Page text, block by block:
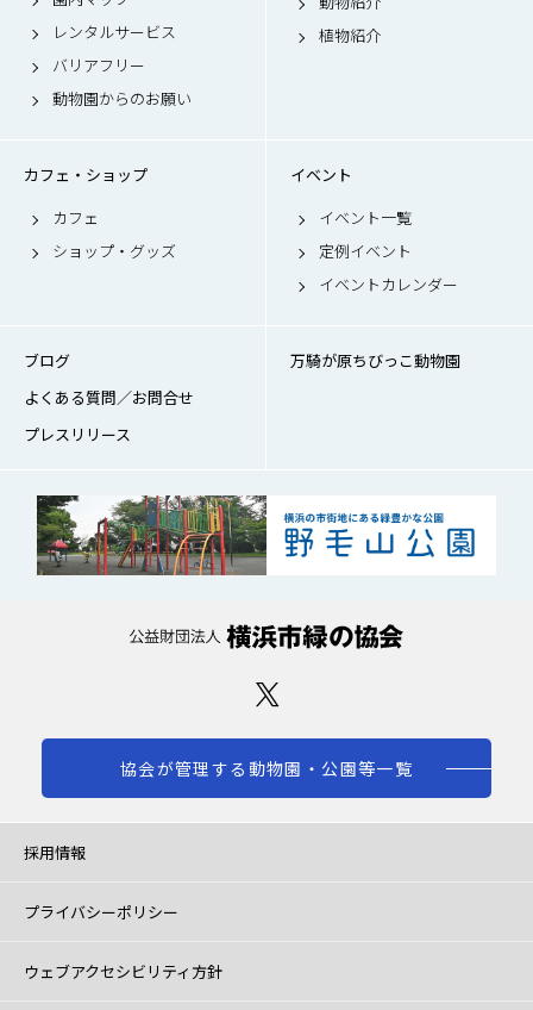
レンタルサービス
バリアフリー
動物園からのお願い
植物紹介
カフェ・ショップ
カフェ
ショップ・グッズ
イベント
イベント一覧
定例イベント
イベントカレンダー
ブログ
よくある質問／お問合せ
プレスリリース
万騎が原ちびっこ動物園
協会が管理する動物園・公園等一覧
採用情報
プライバシーポリシー
ウェブアクセシビリティ方針